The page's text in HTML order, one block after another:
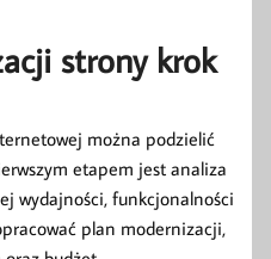
strony krok
można podzielić
etapem jest analiza
wydajności, funkcjonalności
plan modernizacji,